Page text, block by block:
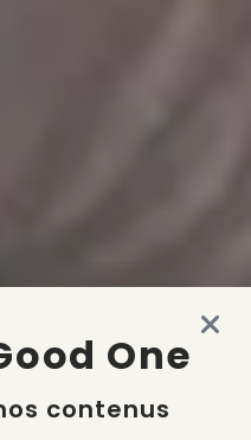
One
contenus